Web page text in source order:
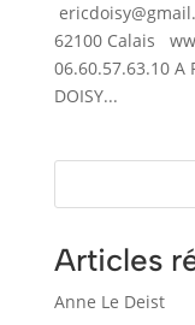
62100 Calais
06.60.57.63.10
DOISY...
Articles
Anne Le Deist